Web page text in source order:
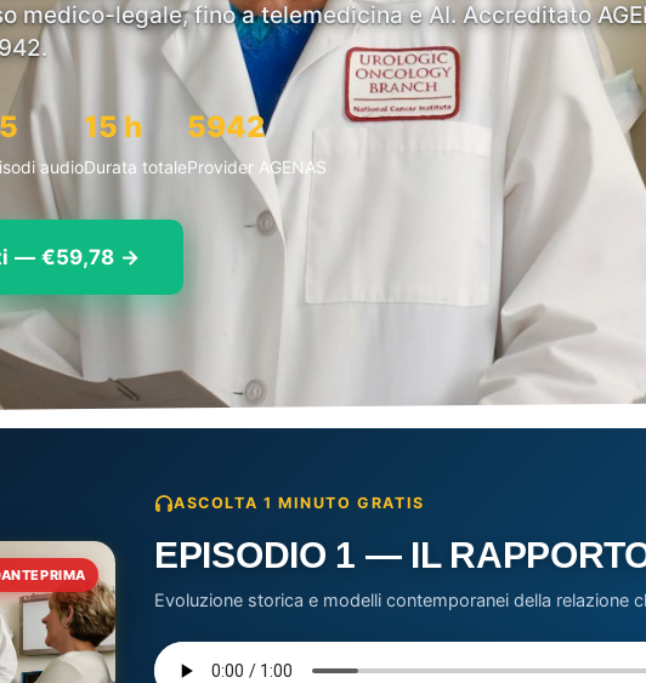
medico-legale, fino a telemedicina e AI. Accreditato
audio
15 h
Durata totale
5942
Provider AGENAS
— €59,78 →
ANTEPRIMA
ASCOLTA 1 MINUTO GRATIS
EPISODIO 1 — IL
Evoluzione storica e modelli contemporanei della relazione